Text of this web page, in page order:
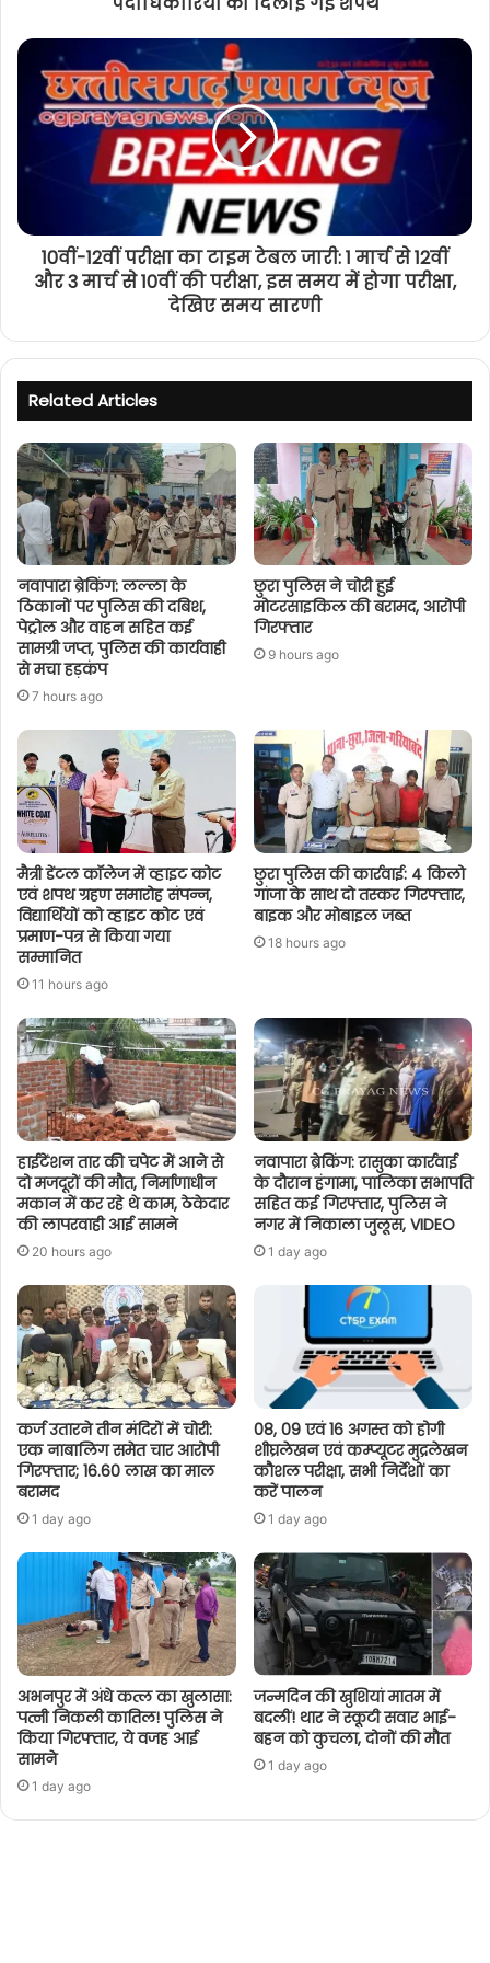
10वीं-12वीं परीक्षा का टाइम टेबल जारी: 1 मार्च से 12वीं
और 3 मार्च से 10वीं की परीक्षा, इस समय में होगा परीक्षा,
देखिए समय सारणी
Related Articles
नवापारा ब्रेकिंग: लल्ला के
ठिकानों पर पुलिस की दबिश,
पेट्रोल और वाहन सहित कई
सामग्री जप्त, पुलिस की कार्यवाही
से मचा हड़कंप
7 hours ago
छुरा पुलिस ने चोरी हुई
मोटरसाइकिल की बरामद, आरोपी
गिरफ्तार
9 hours ago
मैत्री डेंटल कॉलेज में व्हाइट कोट
एवं शपथ ग्रहण समारोह संपन्न,
विद्यार्थियों को व्हाइट कोट एवं
प्रमाण-पत्र से किया गया
सम्मानित
11 hours ago
छुरा पुलिस की कार्रवाई: 4 किलो
गांजा के साथ दो तस्कर गिरफ्तार,
बाइक और मोबाइल जब्त
18 hours ago
हाईटेंशन तार की चपेट में आने से
दो मजदूरों की मौत, निर्माणाधीन
मकान में कर रहे थे काम, ठेकेदार
की लापरवाही आई सामने
20 hours ago
नवापारा ब्रेकिंग: रासुका कार्रवाई
के दौरान हंगामा, पालिका सभापति
सहित कई गिरफ्तार, पुलिस ने
नगर में निकाला जुलूस, VIDEO
1 day ago
कर्ज उतारने तीन मंदिरों में चोरी:
एक नाबालिग समेत चार आरोपी
गिरफ्तार; 16.60 लाख का माल
बरामद
1 day ago
08, 09 एवं 16 अगस्त को होगी
शीघ्रलेखन एवं कम्प्यूटर मुद्रलेखन
कौशल परीक्षा, सभी निर्देशों का
करें पालन
1 day ago
अभनपुर में अंधे कत्ल का खुलासा:
पत्नी निकली कातिल! पुलिस ने
किया गिरफ्तार, ये वजह आई
सामने
1 day ago
जन्मदिन की खुशियां मातम में
बदलीं! थार ने स्कूटी सवार भाई-
बहन को कुचला, दोनों की मौत
1 day ago